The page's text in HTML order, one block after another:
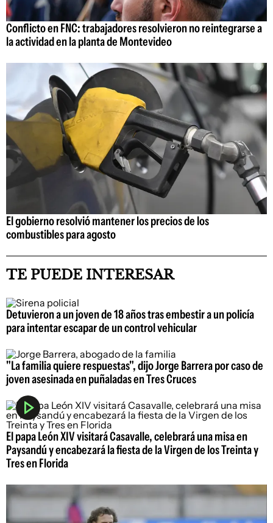
Conflicto en FNC: trabajadores resolvieron no reintegrarse a
la actividad en la planta de Montevideo
El gobierno resolvió mantener los precios de los
combustibles para agosto
TE PUEDE INTERESAR
Detuvieron a un joven de 18 años tras embestir a un policía
para intentar escapar de un control vehicular
"La familia quiere respuestas", dijo Jorge Barrera por caso de
joven asesinada en puñaladas en Tres Cruces
El papa León XIV visitará Casavalle, celebrará una misa en
Paysandú y encabezará la fiesta de la Virgen de los Treinta y
Tres en Florida